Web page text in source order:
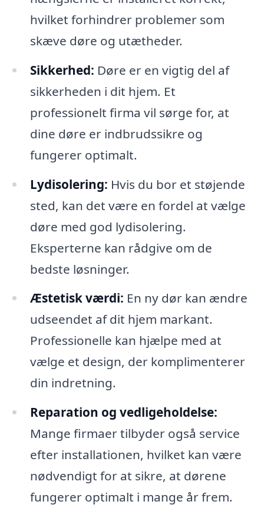
hvilket forhindrer problemer som
skæve døre og utætheder.
Sikkerhed: Døre er en vigtig del af
sikkerheden i dit hjem. Et
professionelt firma vil sørge for, at
dine døre er indbrudssikre og
fungerer optimalt.
Lydisolering: Hvis du bor et støjende
sted, kan det være en fordel at vælge
døre med god lydisolering.
Eksperterne kan rådgive om de
bedste løsninger.
Æstetisk værdi: En ny dør kan ændre
udseendet af dit hjem markant.
Professionelle kan hjælpe med at
vælge et design, der komplimenterer
din indretning.
Reparation og vedligeholdelse:
Mange firmaer tilbyder også service
efter installationen, hvilket kan være
nødvendigt for at sikre, at dørene
fungerer optimalt i mange år frem.